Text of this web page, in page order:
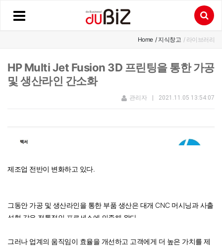
Home / 지식창고 / 라이브러리
HP Multi Jet Fusion 3D 프린팅을 통한 가공
및 생산라인 간소화
관리자 2021.11.05 13:54:07
제조업 전반이 변화하고 있다.
그동안 가공 및 생산라인을 통한 부품 생산은 대개 CNC 머시닝과 사출
성형 같은 전통적인 프로세스에 의존해 왔다.
그러나 업계의 움직임이 효율을 개선하고 고객에게 더 높은 가치를 제